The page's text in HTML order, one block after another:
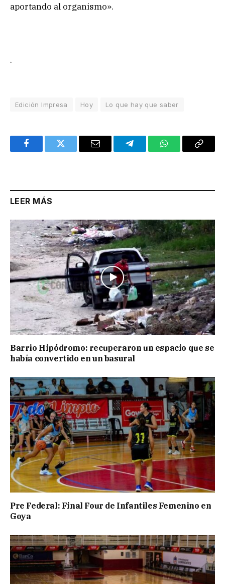
aportando al organismo».
.
Edición Impresa Hoy Lo que hay que saber
FacebookTwitter Email TelegramWhatsAppCopy
LEER MÁS
Barrio Hipódromo: recuperaron un espacio que se
había convertido en un basural
Pre Federal: Final Four de Infantiles Femenino en
Goya